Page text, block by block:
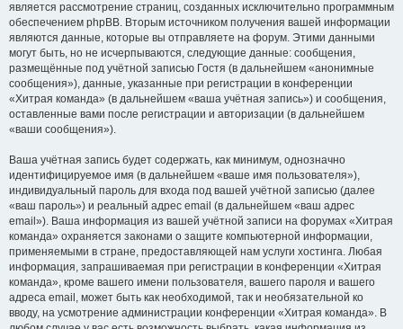
является рассмотрение страниц, созданных исключительно программным
обеспечением phpBB. Вторым источником получения вашей информации
являются данные, которые вы отправляете на форум. Этими данными
могут быть, но не исчерпываются, следующие данные: сообщения,
размещённые под учётной записью Гостя (в дальнейшем «анонимные
сообщения»), данные, указанные при регистрации в конференции
«Хитрая команда» (в дальнейшем «ваша учётная запись») и сообщения,
оставленные вами после регистрации и авторизации (в дальнейшем
«ваши сообщения»).
Ваша учётная запись будет содержать, как минимум, однозначно
идентифицируемое имя (в дальнейшем «ваше имя пользователя»),
индивидуальный пароль для входа под вашей учётной записью (далее
«ваш пароль») и реальный адрес email (в дальнейшем «ваш адрес
email»). Ваша информация из вашей учётной записи на форумах «Хитрая
команда» охраняется законами о защите компьютерной информации,
применяемыми в стране, предоставляющей нам услуги хостинга. Любая
информация, запрашиваемая при регистрации в конференции «Хитрая
команда», кроме вашего имени пользователя, вашего пароля и вашего
адреса email, может быть как необходимой, так и необязательной ко
вводу, на усмотрение администрации конференции «Хитрая команда». В